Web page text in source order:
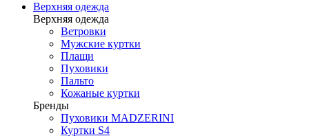
Верхняя одежда
Верхняя одежда
Ветровки
Мужские куртки
Плащи
Пуховики
Пальто
Кожаные куртки
Бренды
Пуховики MADZERINI
Куртки S4